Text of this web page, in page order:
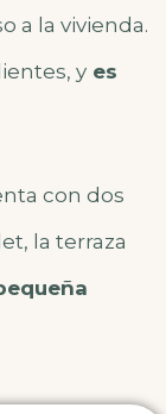
a la vivienda.
y es
con dos
la terraza